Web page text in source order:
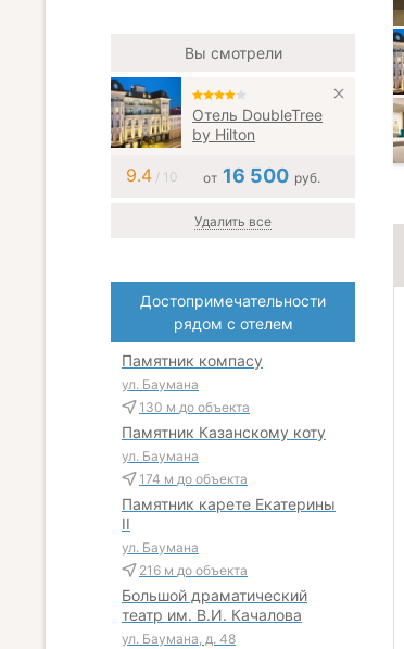
Вы смотрели
Отель DoubleTree
by Hilton
9.4/ 10 от 16 500 руб.
Удалить все
Достопримечательности
рядом с отелем
Памятник компасу
ул. Баумана
130 м до объекта
Памятник Казанскому коту
ул. Баумана
174 м до объекта
Памятник карете Екатерины
II
ул. Баумана
216 м до объекта
Большой драматический
театр им. В.И. Качалова
ул. Баумана, д. 48